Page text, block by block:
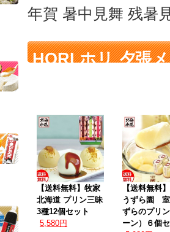
年賀 暑中見舞 残暑
HORI ホリ 夕張
【送料無料】牧家
北海道 プリン三昧
3種12個セット
5,580円
【送料無料
うずら園
ずらのプリ
ーン）６個